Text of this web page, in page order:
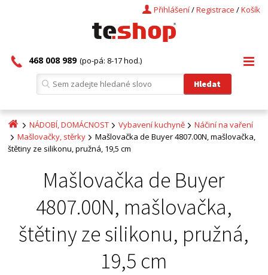
Košík
/
Registrace
/
Přihlášení
468 008 989 (po-pá: 8-17 hod.)
NÁDOBÍ, DOMÁCNOST Vybavení kuchyně
Náčiní na vaření
Mašlovačky, stěrky
Mašlovačka de Buyer 4807.00N, mašlovačka,
štětiny ze silikonu, pružná, 19,5 cm
Mašlovačka de Buyer
4807.00N, mašlovačka,
štětiny ze silikonu, pružná,
19,5 cm